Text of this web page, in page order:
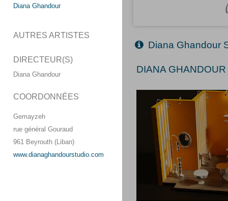
Diana Ghandour
AUTRES ARTISTES
DIRECTEUR(S)
Diana Ghandour
COORDONNÉES
Gemayzeh
rue général Gouraud
961 Beyrouth (Liban)
www.dianaghandourstudio.com
Diana Ghandour
DIANA